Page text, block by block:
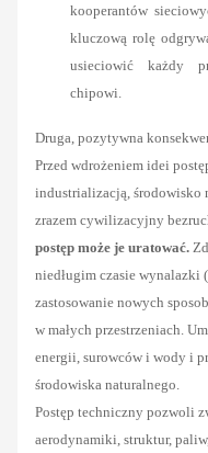
kooperantów
kluczową rolę
usieciowić każdy
chipowi.
Druga, pozytywna
Przed wdrożeniem idei
industrializacją, środowisko
zrazem cywilizacyjny
postęp może je uratować.
niedługim czasie wynalazki
zastosowanie nowych
w małych przestrzeniach.
energii, surowców i wody i
środowiska naturalnego.
Postęp techniczny pozwoli
aerodynamiki, struktur,